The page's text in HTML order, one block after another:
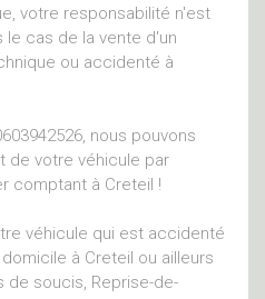
votre responsabilité n'est
cas de la vente d'un
ou accidenté à
nous pouvons
de votre véhicule par
comptant à Creteil !
véhicule qui est accidenté
à Creteil ou ailleurs
de soucis, Reprise-de-